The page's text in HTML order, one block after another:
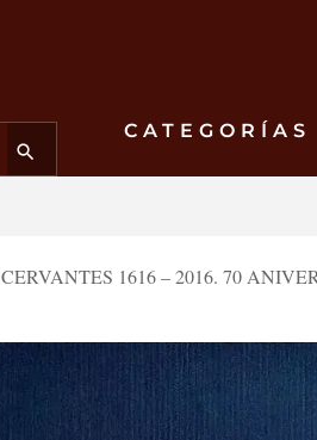
CATEGORÍAS
CERVANTES 1616 – 2016. 70